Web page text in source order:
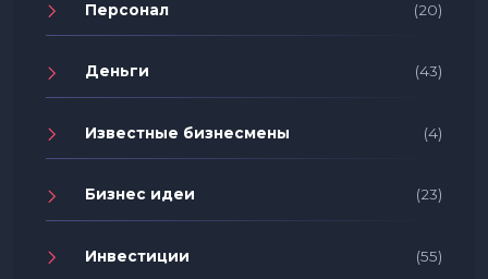
Персонал (20)
Деньги (43)
Известные бизнесмены (4)
Бизнес идеи (23)
Инвестиции (55)